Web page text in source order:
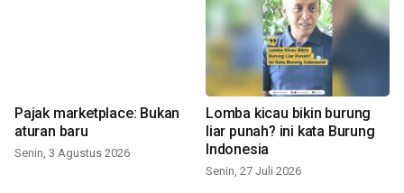
Pajak marketplace: Bukan
aturan baru
Senin, 3 Agustus 2026
Lomba kicau bikin burung
liar punah? ini kata Burung
Indonesia
Senin, 27 Juli 2026